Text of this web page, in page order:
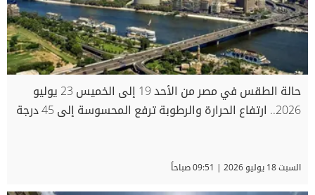
حالة الطقس في مصر من الأحد 19 إلى الخميس 23 يوليو
2026.. ارتفاع الحرارة والرطوبة ترفع المحسوسة إلى 45 درجة
السبت 18 يوليو 2026 | 09:51 صباحاً